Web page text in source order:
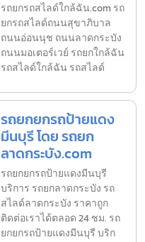
รถยกรถสไลด์ใกล้ฉัน.com รถ
ยกรถสไลด์ถนนสุขาภิบาล
ถนนอ่อนนุช ถนนลาดกระบัง
ถนนมอเตอร์เวย์ รถยกใกล้ฉัน
รถสไลด์ใกล้ฉัน รถสไลด์
รถยกยกรถป้ายแดง
มีนบุรี โดย รถยก
ลาดกระบัง.com
รถยกยกรถป้ายแดงมีนบุรี
บริการ รถยกลาดกระบัง รถ
สไลด์ลาดกระบัง ราคาถูก
ติดต่อเราได้ตลอด 24 ชม. รถ
ยกยกรถป้ายแดงมีนบุรี บริก